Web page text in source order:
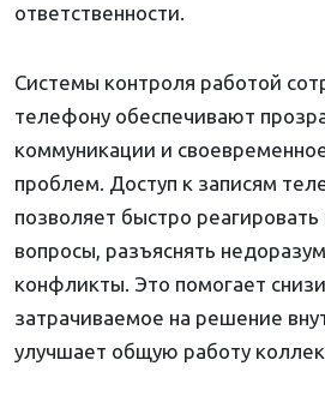
ответственности.
Системы контроля работой
телефону обеспечивают
коммуникации и
проблем. Доступ к записям
позволяет быстро
вопросы, разъяснять
конфликты. Это помогает
затрачиваемое на решение
улучшает общую работу